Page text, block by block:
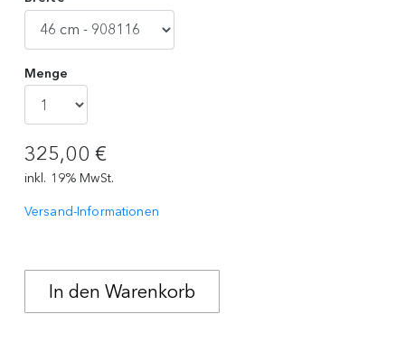
Menge
325,00 €
inkl. 19% MwSt.
Versand-Informationen